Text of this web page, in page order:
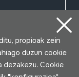
propioak zein
duzun cookie
dezakezu. Cookie